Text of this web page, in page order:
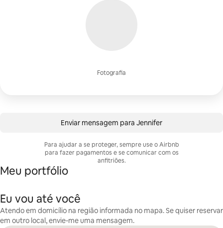
Fotografia
Enviar mensagem para Jennifer
Para ajudar a se proteger, sempre use o Airbnb
para fazer pagamentos e se comunicar com os
anfitriões.
Meu portfólio
Eu vou até você
Atendo em domicílio na região informada no mapa. Se quiser reservar
em outro local, envie-me uma mensagem.